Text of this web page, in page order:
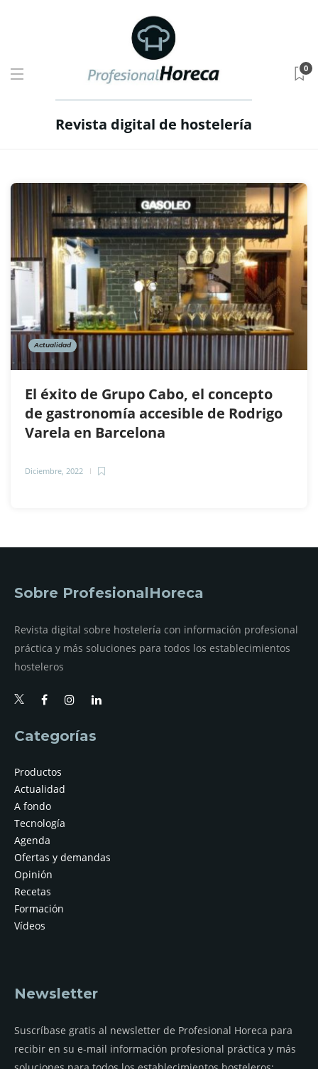
Revista digital de hostelería
0
Actualidad
El éxito de Grupo Cabo, el concepto
de gastronomía accesible de Rodrigo
Varela en Barcelona
Diciembre, 2022
Sobre ProfesionalHoreca
Revista digital sobre hostelería con información profesional
práctica y más soluciones para todos los establecimientos
hosteleros
Categorías
Productos
Actualidad
A fondo
Tecnología
Agenda
Ofertas y demandas
Opinión
Recetas
Formación
Vídeos
Newsletter
Suscríbase gratis al newsletter de Profesional Horeca para
recibir en su e-mail información profesional práctica y más